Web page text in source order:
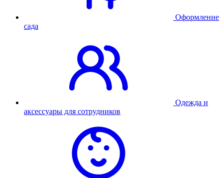
Оформление
сада
Одежда и
аксессуары для сотрудников